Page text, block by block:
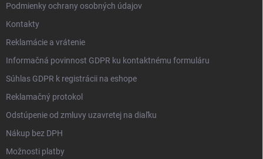
Podmienky ochrany osobných údajov
Kontakty
Reklamácie a vrátenie
Informačná povinnost GDPR ku kontaktnému formuláru
Súhlas GDPR k registrácii na eshope
Reklamačný protokol
Odstúpenie od zmluvy uzavretej na diaľku
Nákup bez DPH
Možnosti platby